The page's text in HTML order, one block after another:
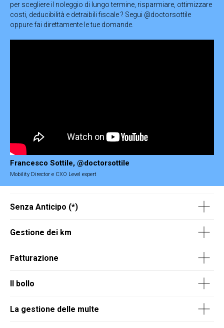
per scegliere il noleggio di lungo termine, risparmiare, ottimizzare
costi, deducibilità e detraibili fiscale ? Segui @doctorsottile
oppure fai direttamente le tue domande.
Francesco Sottile, @doctorsottile
Mobility Director e CXO Level expert
Senza Anticipo (*)
Gestione dei km
Fatturazione
Il bollo
La gestione delle multe